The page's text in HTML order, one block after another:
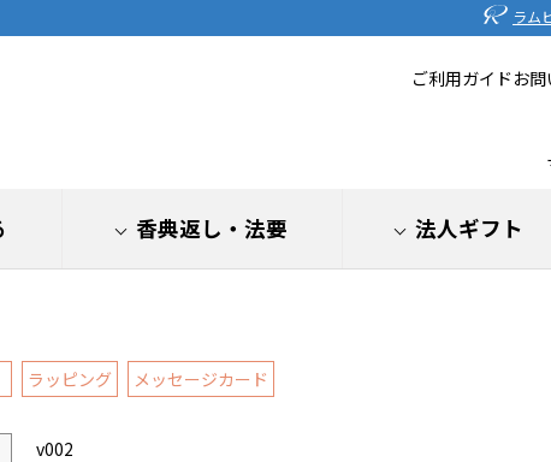
ラム
ご利用ガイドお
香典返し ・法要 法人ギフト
ラッピング メッセージカード
v002